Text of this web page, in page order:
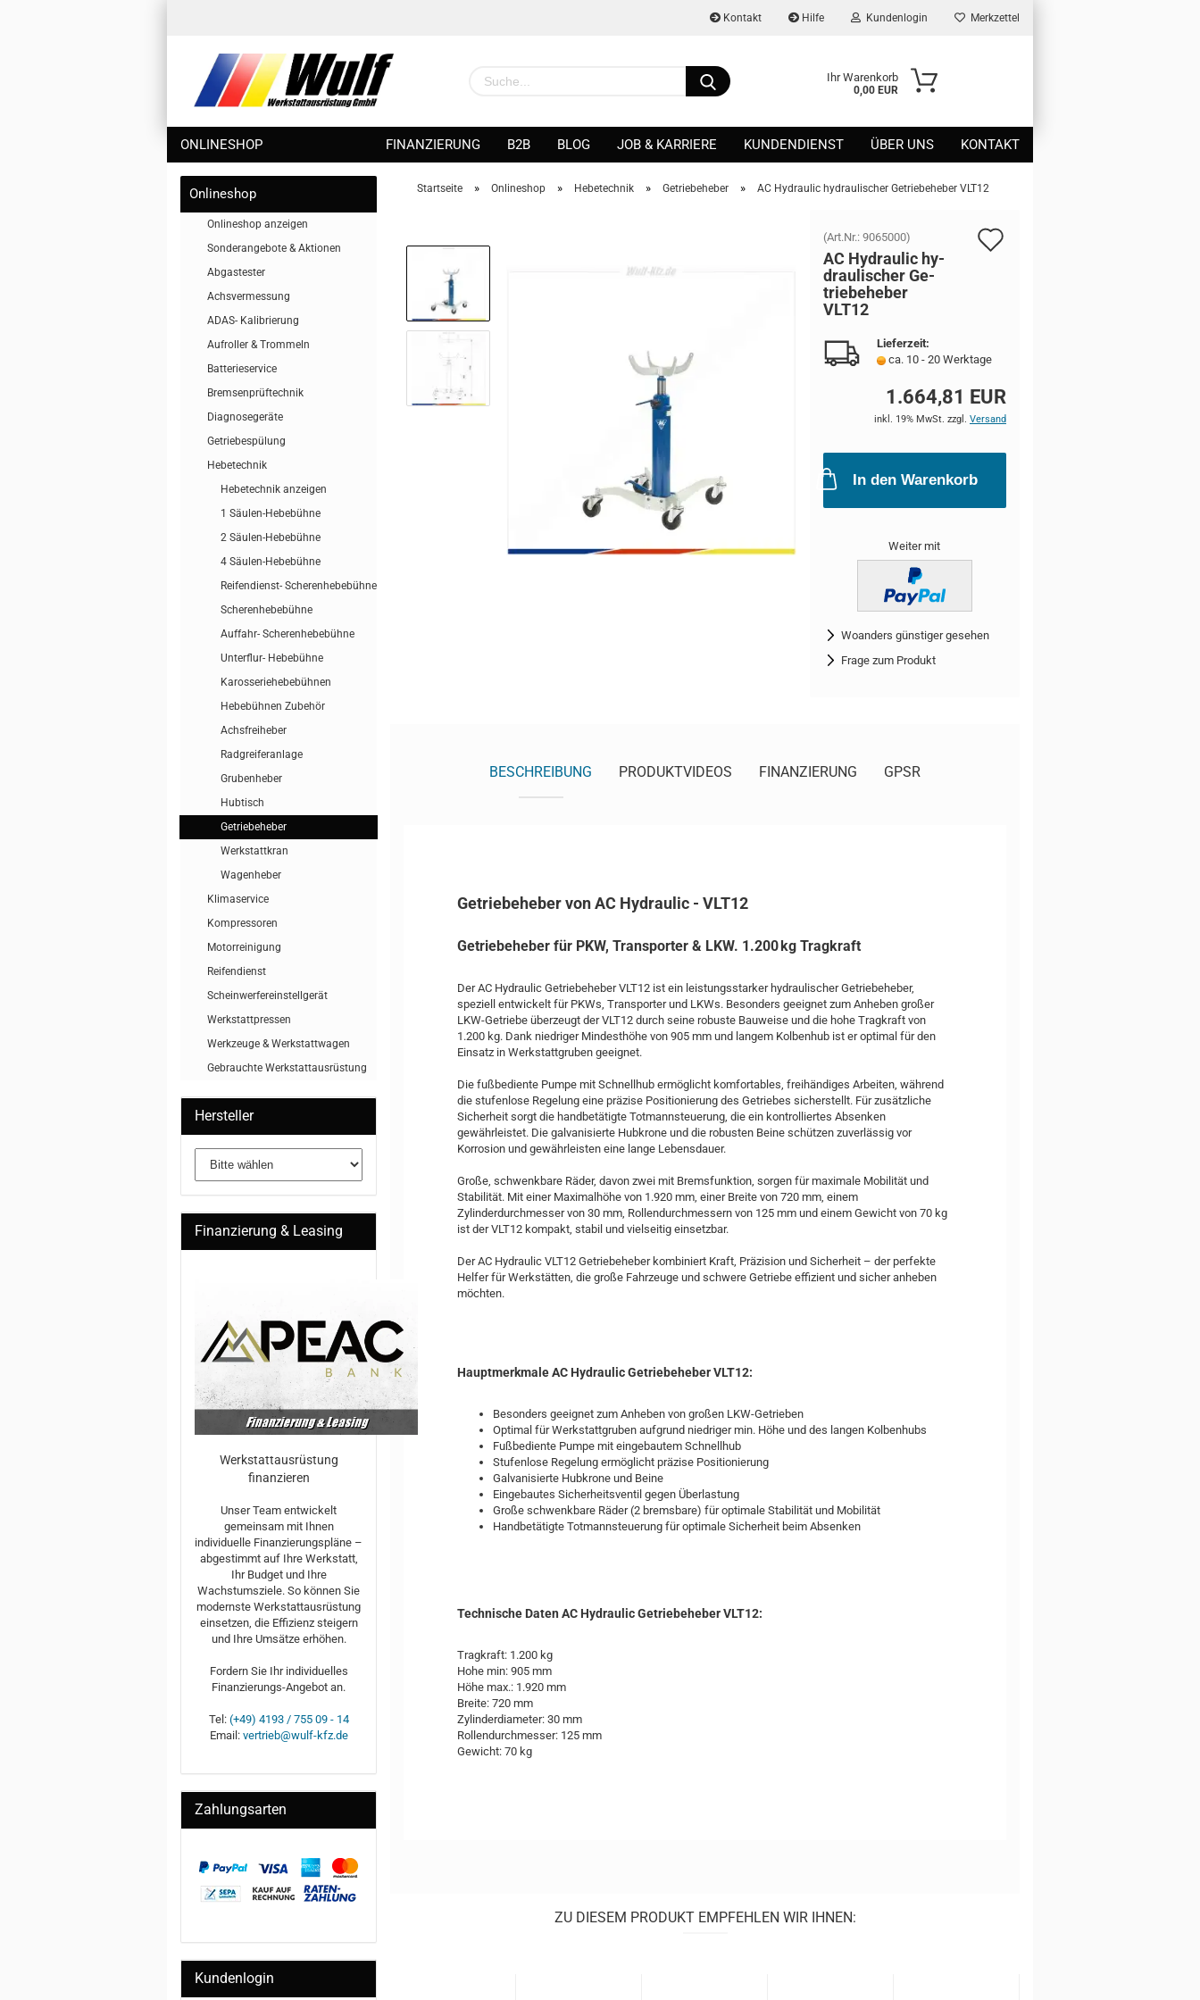
Kontakt Hilfe Kundenlogin Merkzettel
Ihr Warenkorb
0,00 EUR
ONLINESHOP FINANZIERUNG B2B BLOG JOB & KARRIERE KUNDENDIENST ÜBER UNS KONTAKT
Startseite » Onlineshop » Hebetechnik » Getriebeheber » AC Hydraulic hydraulischer Getriebeheber VLT12
(Art.Nr.: 9065000)
AC Hy­drau­lic hy­
drau­li­scher Ge­
trie­be­he­ber
VLT12
Lieferzeit:
ca. 10 - 20 Werktage
1.664,81 EUR
inkl. 19% MwSt. zzgl. Versand
In den Warenkorb
Weiter mit
Woanders günstiger gesehen
Frage zum Produkt
BESCHREIBUNG PRODUKTVIDEOS FINANZIERUNG GPSR
Getriebeheber von AC Hydraulic - VLT12
Getriebeheber für PKW, Transporter & LKW. 1.200 kg Tragkraft
Der AC Hydraulic Getriebeheber VLT12 ist ein leistungsstarker hydraulischer Getriebeheber,
speziell entwickelt für PKWs, Transporter und LKWs. Besonders geeignet zum Anheben großer
LKW-Getriebe überzeugt der VLT12 durch seine robuste Bauweise und die hohe Tragkraft von
1.200 kg. Dank niedriger Mindesthöhe von 905 mm und langem Kolbenhub ist er optimal für den
Einsatz in Werkstattgruben geeignet.
Die fußbediente Pumpe mit Schnellhub ermöglicht komfortables, freihändiges Arbeiten, während
die stufenlose Regelung eine präzise Positionierung des Getriebes sicherstellt. Für zusätzliche
Sicherheit sorgt die handbetätigte Totmannsteuerung, die ein kontrolliertes Absenken
gewährleistet. Die galvanisierte Hubkrone und die robusten Beine schützen zuverlässig vor
Korrosion und gewährleisten eine lange Lebensdauer.
Große, schwenkbare Räder, davon zwei mit Bremsfunktion, sorgen für maximale Mobilität und
Stabilität. Mit einer Maximalhöhe von 1.920 mm, einer Breite von 720 mm, einem
Zylinderdurchmesser von 30 mm, Rollendurchmessern von 125 mm und einem Gewicht von 70 kg
ist der VLT12 kompakt, stabil und vielseitig einsetzbar.
Der AC Hydraulic VLT12 Getriebeheber kombiniert Kraft, Präzision und Sicherheit – der perfekte
Helfer für Werkstätten, die große Fahrzeuge und schwere Getriebe effizient und sicher anheben
möchten.
Hauptmerkmale AC Hydraulic Getriebeheber VLT12:
Besonders geeignet zum Anheben von großen LKW-Getrieben
Optimal für Werkstattgruben aufgrund niedriger min. Höhe und des langen Kolbenhubs
Fußbediente Pumpe mit eingebautem Schnellhub
Stufenlose Regelung ermöglicht präzise Positionierung
Galvanisierte Hubkrone und Beine
Eingebautes Sicherheitsventil gegen Überlastung
Große schwenkbare Räder (2 bremsbare) für optimale Stabilität und Mobilität
Handbetätigte Totmannsteuerung für optimale Sicherheit beim Absenken
Technische Daten AC Hydraulic Getriebeheber VLT12:
Tragkraft: 1.200 kg
Hohe min: 905 mm
Höhe max.: 1.920 mm
Breite: 720 mm
Zylinderdiameter: 30 mm
Rollendurchmesser: 125 mm
Gewicht: 70 kg
ZU DIESEM PRODUKT EMPFEHLEN WIR IHNEN:
Onlineshop
Onlineshop anzeigen
Sonderangebote & Aktionen
Abgastester
Achsvermessung
ADAS- Kalibrierung
Aufroller & Trommeln
Batterieservice
Bremsenprüftechnik
Diagnosegeräte
Getriebespülung
Hebetechnik
Hebetechnik anzeigen
1 Säulen-Hebebühne
2 Säulen-Hebebühne
4 Säulen-Hebebühne
Reifendienst- Scherenhebebühne
Scherenhebebühne
Auffahr- Scherenhebebühne
Unterflur- Hebebühne
Karosseriehebebühnen
Hebebühnen Zubehör
Achsfreiheber
Radgreiferanlage
Grubenheber
Hubtisch
Getriebeheber
Werkstattkran
Wagenheber
Klimaservice
Kompressoren
Motorreinigung
Reifendienst
Scheinwerfereinstellgerät
Werkstattpressen
Werkzeuge & Werkstattwagen
Gebrauchte Werkstattausrüstung
Hersteller
Finanzierung & Leasing
Werkstattausrüstung
finanzieren
Unser Team entwickelt
gemeinsam mit Ihnen
individuelle Finanzierungspläne –
abgestimmt auf Ihre Werkstatt,
Ihr Budget und Ihre
Wachstumsziele. So können Sie
modernste Werkstattausrüstung
einsetzen, die Effizienz steigern
und Ihre Umsätze erhöhen.
Fordern Sie Ihr individuelles
Finanzierungs-Angebot an.
Tel: (+49) 4193 / 755 09 - 14
Email: vertrieb@wulf-kfz.de
Zahlungsarten
Kundenlogin